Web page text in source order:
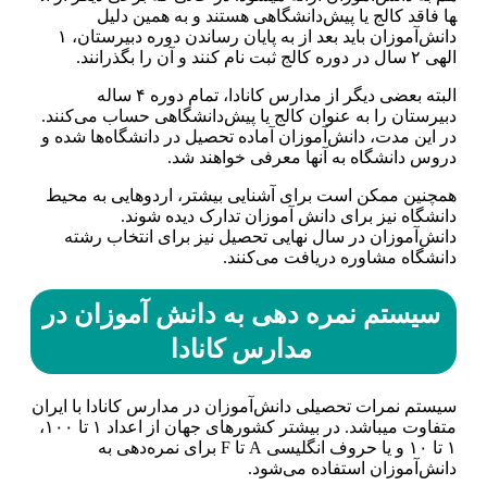
ها فاقد کالج یا پیش‌دانشگاهی هستند و به همین دلیل
دانش‌آموزان باید بعد از به پایان رساندن دوره دبیرستان، ۱
الهی ۲ سال در دوره کالج ثبت نام کنند و آن را بگذرانند.
البته بعضی دیگر از مدارس کانادا، تمام دوره ۴ ساله
دبیرستان را به عنوان کالج یا پیش‌دانشگاهی حساب می‌کنند.
در این مدت، دانش‌آموزان آماده تحصیل در دانشگاه‌ها شده و
دروس دانشگاه به آنها معرفی خواهند شد.
همچنین ممکن است برای آشنایی بیشتر، اردوهایی به محیط
دانشگاه نیز برای دانش آموزان تدارک دیده شوند.
دانش‌آموزان در سال نهایی تحصیل نیز برای انتخاب رشته
دانشگاه مشاوره دریافت می‌کنند.
سیستم نمره دهی به دانش آموزان در
مدارس کانادا
سیستم نمرات تحصیلی دانش‌آموزان در مدارس کانادا با ایران
متفاوت می­باشد. در بیشتر کشورهای جهان از اعداد ۱ تا ۱۰۰،
۱ تا ۱۰ و یا حروف انگلیسی A تا F برای نمره‌دهی به
دانش‌آموزان استفاده می‌شود.